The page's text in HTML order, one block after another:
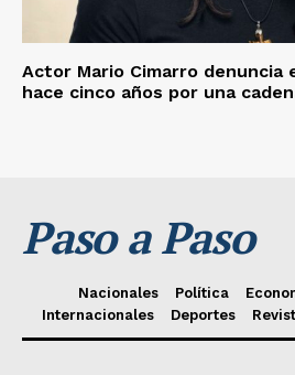
Actor Mario Cimarro denuncia
hace cinco años por una
Paso a Paso
Nacionales Política
Internacionales
Deportes